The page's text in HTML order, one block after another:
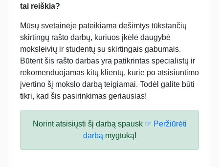
tai reiškia?
Mūsų svetainėje pateikiama dešimtys tūkstančių
skirtingų rašto darbų, kuriuos įkėlė daugybė
moksleivių ir studentų su skirtingais gabumais.
Būtent šis rašto darbas yra patikrintas specialistų ir
rekomenduojamas kitų klientų, kurie po atsisiuntimo
įvertino šį mokslo darbą teigiamai. Todėl galite būti
tikri, kad šis pasirinkimas geriausias!
Norint atsisiųsti šį darbą spausk ☞ Peržiūrėti
darbą mygtuką!